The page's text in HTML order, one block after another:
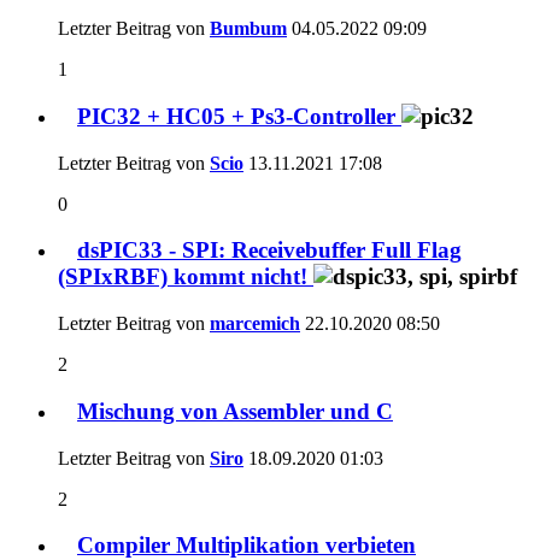
Letzter Beitrag von Bumbum 04.05.2022 09:09
1
PIC32 + HC05 + Ps3-Controller
Letzter Beitrag von Scio 13.11.2021 17:08
0
dsPIC33 - SPI: Receivebuffer Full Flag
(SPIxRBF) kommt nicht!
Letzter Beitrag von marcemich 22.10.2020 08:50
2
Mischung von Assembler und C
Letzter Beitrag von Siro 18.09.2020 01:03
2
Compiler Multiplikation verbieten